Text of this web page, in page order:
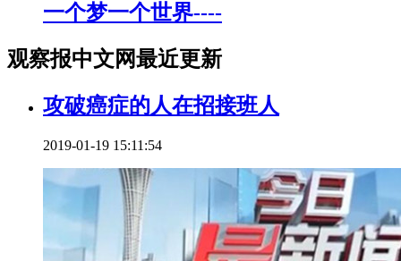
一个梦一个世界----
观察报中文网最近更新
攻破癌症的人在招接班人
2019-01-19 15:11:54